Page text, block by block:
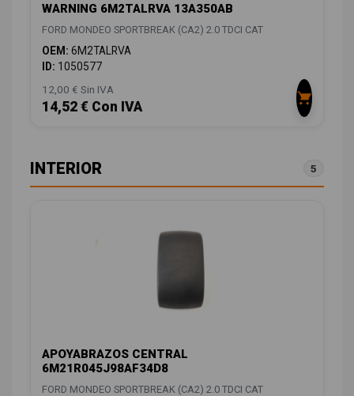
WARNING 6M2TALRVA 13A350AB
FORD MONDEO SPORTBREAK (CA2) 2.0 TDCI CAT
OEM: 6M2TALRVA
ID: 1050577
12,00 € Sin IVA
14,52 € Con IVA
INTERIOR 5
APOYABRAZOS CENTRAL
6M21R045J98AF34D8
FORD MONDEO SPORTBREAK (CA2) 2.0 TDCI CAT